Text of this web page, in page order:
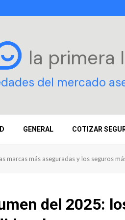
la primera
del mercado
GENERAL COTIZAR
marcas más aseguradas y los seguros
del 2025: